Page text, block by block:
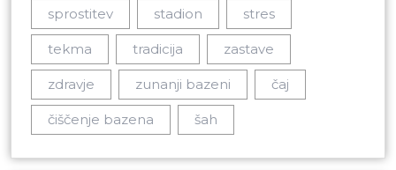
sprostitev stadion stres
tekma tradicija zastave
zdravje zunanji bazeni čaj
čiščenje bazena šah